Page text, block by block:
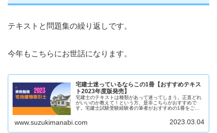
テキストと問題集の繰り返しです。
今年もこちらにお世話になります。
宅建士迷っているならこの1冊【おすすめテキス
ト2023年度版発売】
宅建士のテキストは種類があって迷ってしまう。正直どれ
がいいのか教えて！という方、是非こちらがおすすめで
す。宅建士試験受験経験者の筆者がおすすめの1冊をご紹
www.suzukimanabi.com 2023.03.04